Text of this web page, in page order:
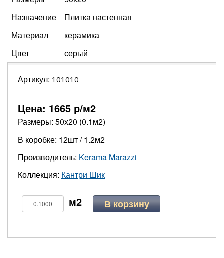
Назначение
Плитка настенная
Материал
керамика
Цвет
серый
Артикул: 101010
Цена: 1665 р/м2
Размеры: 50х20 (0.1м2)
В коробке: 12шт / 1.2м2
Производитель: Kerama Marazzi
Коллекция: Кантри Шик
В корзину